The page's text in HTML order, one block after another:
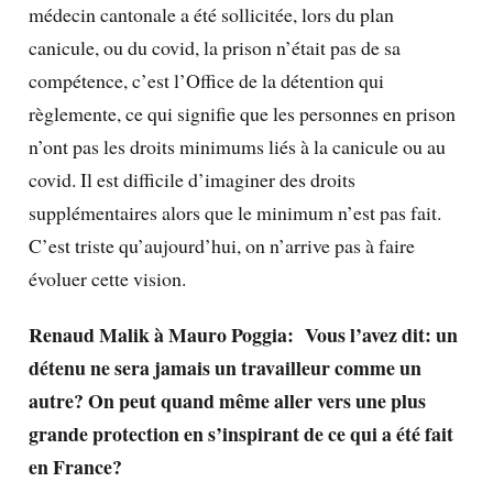
médecin cantonale a été sollicitée, lors du plan
canicule, ou du covid, la prison n’était pas de sa
compétence, c’est l’Office de la détention qui
règlemente, ce qui signifie que les personnes en prison
n’ont pas les droits minimums liés à la canicule ou au
covid. Il est difficile d’imaginer des droits
supplémentaires alors que le minimum n’est pas fait.
C’est triste qu’aujourd’hui, on n’arrive pas à faire
évoluer cette vision.
Renaud Malik à Mauro Poggia: Vous l’avez dit: un
détenu ne sera jamais un travailleur comme un
autre? On peut quand même aller vers une plus
grande protection en s’inspirant de ce qui a été fait
en France?